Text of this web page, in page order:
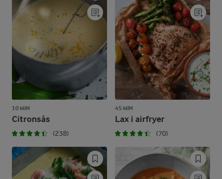
10 MIN
Citronsås
(238)
45 MIN
Lax i airfryer
(70)